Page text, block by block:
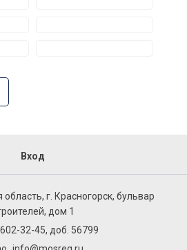
Вход
г. Красногорск, бульвар
дом 1
32-45, доб. 56799